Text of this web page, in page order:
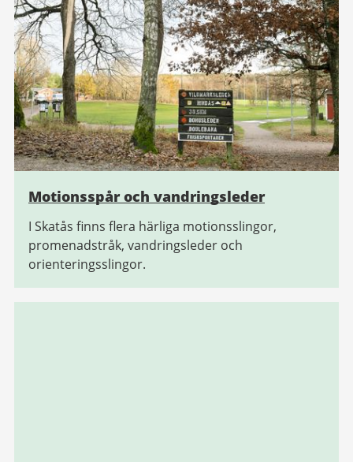
Motionsspår och vandringsleder
I Skatås finns flera härliga motionsslingor,
promenadstråk, vandringsleder och
orienteringsslingor.